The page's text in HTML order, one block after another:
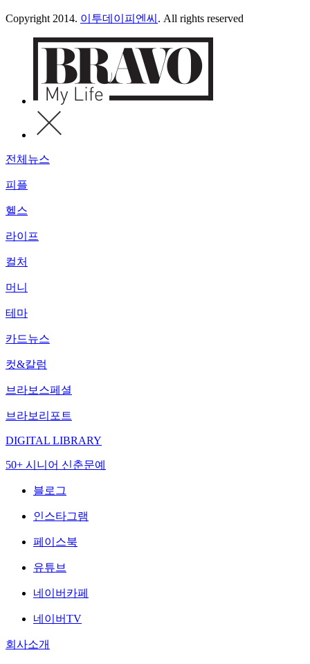
Copyright 2014. 이투데이피엔씨 . All rights reserved
전체뉴스
피플
헬스
라이프
컬처
머니
테마
카드뉴스
컷&칼럼
브라보스페셜
브라보리포트
DIGITAL LIBRARY
50+ 시니어 신춘문예
블로그
인스타그램
페이스북
유튜브
네이버카페
네이버TV
회사소개